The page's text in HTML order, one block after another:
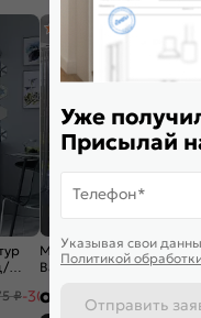
₽-30%
Модульный кухонный
Валерия-М-03 Белый
от 22 874
Уже
Присылай
Телефон*
Указывая свои
Политикой
Отправить